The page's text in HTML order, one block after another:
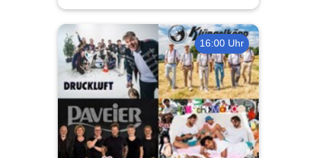
16:00 Uhr